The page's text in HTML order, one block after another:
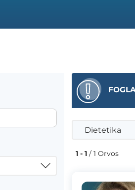
Dietetika
1 - 1 / 1 Orvos